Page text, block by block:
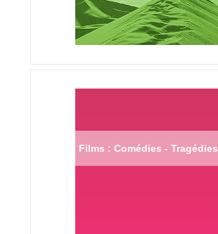
Films : Comédies - Tragédies